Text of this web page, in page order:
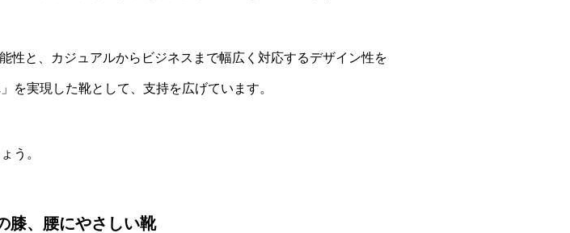
性と、カジュアルからビジネスまで幅広く対応するデザイン性を
を実現した靴として、支持を広げています。
う。
膝、腰にやさしい靴